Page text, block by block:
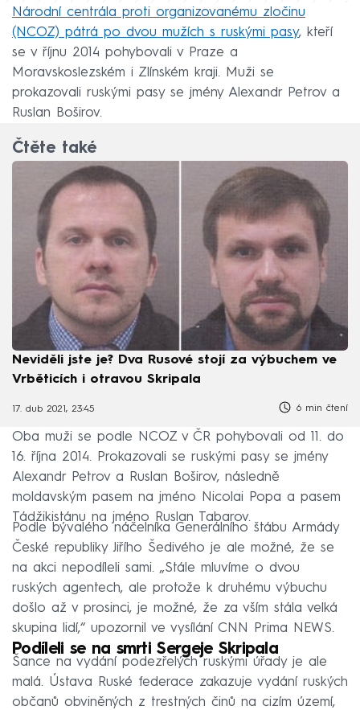
Národní centrála proti organizovanému zločinu
(NCOZ) pátrá po dvou mužích s ruskými pasy, kteří
se v říjnu 2014 pohybovali v Praze a
Moravskoslezském i Zlínském kraji. Muži se
prokazovali ruskými pasy se jmény Alexandr Petrov a
Ruslan Boširov.
Čtěte také
Neviděli jste je? Dva Rusové stojí za výbuchem ve
Vrběticích i otravou Skripala
17. dub 2021, 23:45 6 min čtení
Oba muži se podle NCOZ v ČR pohybovali od 11. do
16. října 2014. Prokazovali se ruskými pasy se jmény
Alexandr Petrov a Ruslan Boširov, následně
moldavským pasem na jméno Nicolai Popa a pasem
Tádžikistánu na jméno Ruslan Tabarov.
Podle bývalého náčelníka Generálního štábu Armády
České republiky Jiřího Šedivého je ale možné, že se
na akci nepodíleli sami. „Stále mluvíme o dvou
ruských agentech, ale protože k druhému výbuchu
došlo až v prosinci, je možné, že za vším stála velká
skupina lidí,“ upozornil ve vysílání CNN Prima NEWS.
Podíleli se na smrti Sergeje Skripala
Šance na vydání podezřelých ruskými úřady je ale
malá. Ústava Ruské federace zakazuje vydání ruských
občanů obviněných z trestných činů na cizím území,